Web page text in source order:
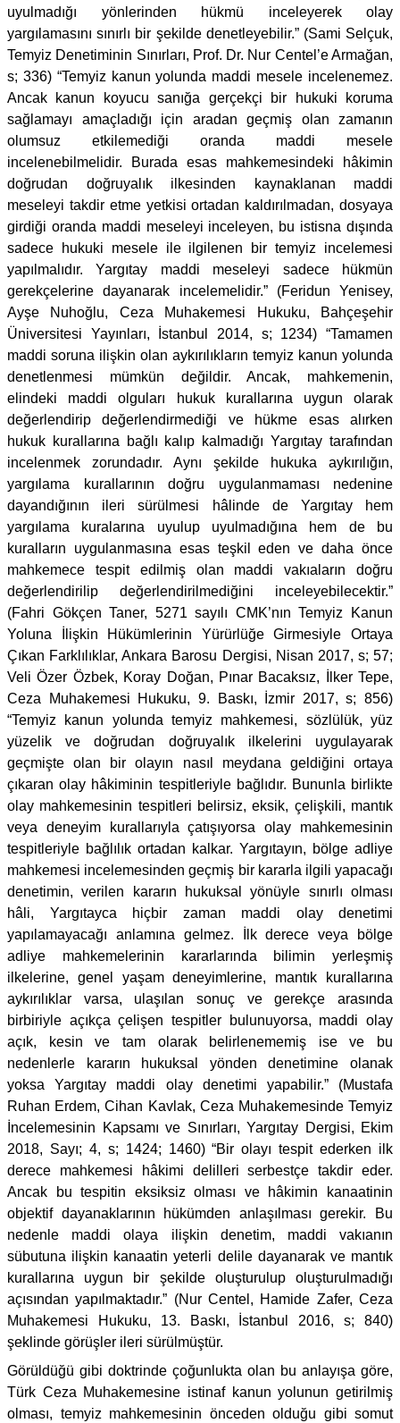
uyulmadığı yönlerinden hükmü inceleyerek olay
yargılamasını sınırlı bir şekilde denetleyebilir.” (Sami Selçuk,
Temyiz Denetiminin Sınırları, Prof. Dr. Nur Centel’e Armağan,
s; 336) “Temyiz kanun yolunda maddi mesele incelenemez.
Ancak kanun koyucu sanığa gerçekçi bir hukuki koruma
sağlamayı amaçladığı için aradan geçmiş olan zamanın
olumsuz etkilemediği oranda maddi mesele
incelenebilmelidir. Burada esas mahkemesindeki hâkimin
doğrudan doğruyalık ilkesinden kaynaklanan maddi
meseleyi takdir etme yetkisi ortadan kaldırılmadan, dosyaya
girdiği oranda maddi meseleyi inceleyen, bu istisna dışında
sadece hukuki mesele ile ilgilenen bir temyiz incelemesi
yapılmalıdır. Yargıtay maddi meseleyi sadece hükmün
gerekçelerine dayanarak incelemelidir.” (Feridun Yenisey,
Ayşe Nuhoğlu, Ceza Muhakemesi Hukuku, Bahçeşehir
Üniversitesi Yayınları, İstanbul 2014, s; 1234) “Tamamen
maddi soruna ilişkin olan aykırılıkların temyiz kanun yolunda
denetlenmesi mümkün değildir. Ancak, mahkemenin,
elindeki maddi olguları hukuk kurallarına uygun olarak
değerlendirip değerlendirmediği ve hükme esas alırken
hukuk kurallarına bağlı kalıp kalmadığı Yargıtay tarafından
incelenmek zorundadır. Aynı şekilde hukuka aykırılığın,
yargılama kurallarının doğru uygulanmaması nedenine
dayandığının ileri sürülmesi hâlinde de Yargıtay hem
yargılama kuralarına uyulup uyulmadığına hem de bu
kuralların uygulanmasına esas teşkil eden ve daha önce
mahkemece tespit edilmiş olan maddi vakıaların doğru
değerlendirilip değerlendirilmediğini inceleyebilecektir.”
(Fahri Gökçen Taner, 5271 sayılı CMK’nın Temyiz Kanun
Yoluna İlişkin Hükümlerinin Yürürlüğe Girmesiyle Ortaya
Çıkan Farklılıklar, Ankara Barosu Dergisi, Nisan 2017, s; 57;
Veli Özer Özbek, Koray Doğan, Pınar Bacaksız, İlker Tepe,
Ceza Muhakemesi Hukuku, 9. Baskı, İzmir 2017, s; 856)
“Temyiz kanun yolunda temyiz mahkemesi, sözlülük, yüz
yüzelik ve doğrudan doğruyalık ilkelerini uygulayarak
geçmişte olan bir olayın nasıl meydana geldiğini ortaya
çıkaran olay hâkiminin tespitleriyle bağlıdır. Bununla birlikte
olay mahkemesinin tespitleri belirsiz, eksik, çelişkili, mantık
veya deneyim kurallarıyla çatışıyorsa olay mahkemesinin
tespitleriyle bağlılık ortadan kalkar. Yargıtayın, bölge adliye
mahkemesi incelemesinden geçmiş bir kararla ilgili yapacağı
denetimin, verilen kararın hukuksal yönüyle sınırlı olması
hâli, Yargıtayca hiçbir zaman maddi olay denetimi
yapılamayacağı anlamına gelmez. İlk derece veya bölge
adliye mahkemelerinin kararlarında bilimin yerleşmiş
ilkelerine, genel yaşam deneyimlerine, mantık kurallarına
aykırılıklar varsa, ulaşılan sonuç ve gerekçe arasında
birbiriyle açıkça çelişen tespitler bulunuyorsa, maddi olay
açık, kesin ve tam olarak belirlenememiş ise ve bu
nedenlerle kararın hukuksal yönden denetimine olanak
yoksa Yargıtay maddi olay denetimi yapabilir.” (Mustafa
Ruhan Erdem, Cihan Kavlak, Ceza Muhakemesinde Temyiz
İncelemesinin Kapsamı ve Sınırları, Yargıtay Dergisi, Ekim
2018, Sayı; 4, s; 1424; 1460) “Bir olayı tespit ederken ilk
derece mahkemesi hâkimi delilleri serbestçe takdir eder.
Ancak bu tespitin eksiksiz olması ve hâkimin kanaatinin
objektif dayanaklarının hükümden anlaşılması gerekir. Bu
nedenle maddi olaya ilişkin denetim, maddi vakıanın
sübutuna ilişkin kanaatin yeterli delile dayanarak ve mantık
kurallarına uygun bir şekilde oluşturulup oluşturulmadığı
açısından yapılmaktadır.” (Nur Centel, Hamide Zafer, Ceza
Muhakemesi Hukuku, 13. Baskı, İstanbul 2016, s; 840)
şeklinde görüşler ileri sürülmüştür.
Görüldüğü gibi doktrinde çoğunlukta olan bu anlayışa göre,
Türk Ceza Muhakemesine istinaf kanun yolunun getirilmiş
olması, temyiz mahkemesinin önceden olduğu gibi somut